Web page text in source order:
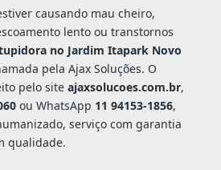
causando mau cheiro,
lento ou transtornos
no Jardim Itapark Novo
pela Ajax Soluções. O
pelo site ajaxsolucoes.com.br,
ou WhatsApp 11 94153-1856,
serviço com garantia
qualidade.